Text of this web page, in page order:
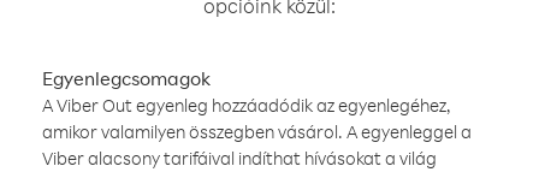
opcióink közül:
Egyenlegcsomagok
A Viber Out egyenleg hozzáadódik az egyenlegéhez,
amikor valamilyen összegben vásárol. A egyenleggel a
Viber alacsony tarifáival indíthat hívásokat a világ